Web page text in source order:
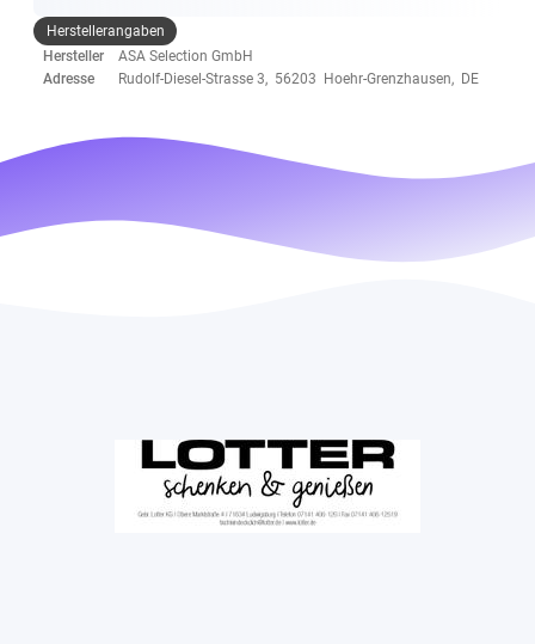
Herstellerangaben
Hersteller
ASA Selection GmbH
Adresse
Rudolf-Diesel-Strasse 3, 56203 Hoehr-Grenzhausen, DE